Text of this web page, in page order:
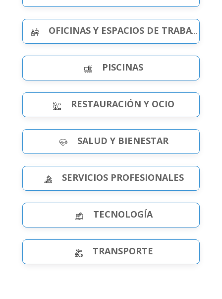
OFICINAS Y ESPACIOS DE TRABAJO
PISCINAS
RESTAURACIÓN Y OCIO
SALUD Y BIENESTAR
SERVICIOS PROFESIONALES
TECNOLOGÍA
TRANSPORTE